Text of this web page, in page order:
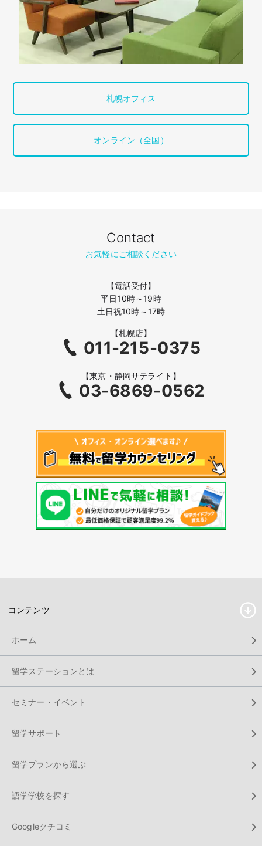
札幌オフィス
オンライン（全国）
Contact
お気軽にご相談ください
【電話受付】
平日10時～19時
土日祝10時～17時
【札幌店】
011-215-0375
【東京・静岡サテライト】
03-6869-0562
コンテンツ
ホーム
留学ステーションとは
セミナー・イベント
留学サポート
留学プランから選ぶ
語学学校を探す
Googleクチコミ